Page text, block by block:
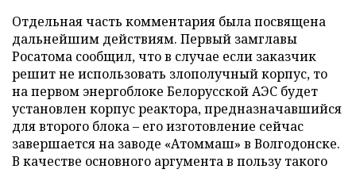
Отдельная часть комментария была посвящена
дальнейшим действиям. Первый замглавы
Росатома сообщил, что в случае если заказчик
решит не использовать злополучный корпус, то
на первом энергоблоке Белорусской АЭС будет
установлен корпус реактора, предназначавшийся
для второго блока – его изготовление сейчас
завершается на заводе «Атоммаш» в Волгодонске.
В качестве основного аргумента в пользу такого